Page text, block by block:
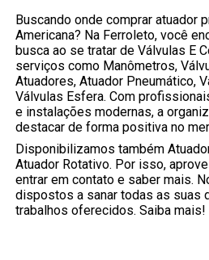
Buscando onde comprar atuador
Americana? Na Ferroleto, você
busca ao se tratar de Válvulas E
serviços como Manômetros,
Atuadores, Atuador Pneumático,
Válvulas Esfera. Com
e instalações modernas, a
destacar de forma positiva no
Disponibilizamos também
Atuador Rotativo. Por isso,
entrar em contato e saber mais.
dispostos a sanar todas as suas
trabalhos oferecidos. Saiba mais!